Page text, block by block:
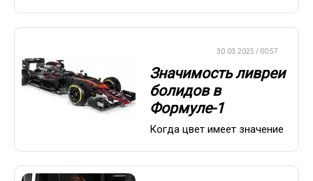
30.03.2025 / 00:57
Значимость ливреи
болидов в
Формуле-1
Когда цвет имеет значение